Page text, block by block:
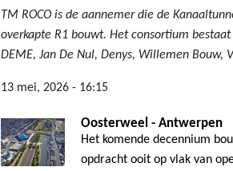
TM ROCO is de aannemer die de
overkapte R1 bouwt. Het consortium bestaat
DEME, Jan De Nul, Denys, Willemen Bouw,
13 mei, 2026 - 16:15
Oosterweel - Antwerpen
Het komende decennium
opdracht ooit op vlak van